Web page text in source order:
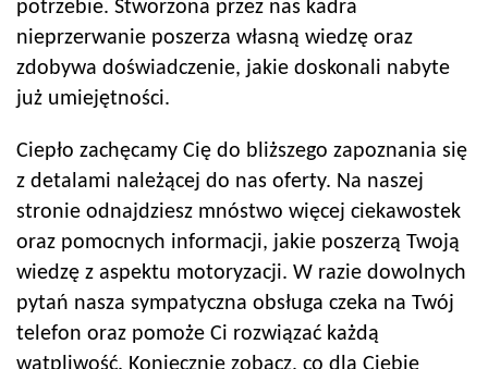
potrzebie. Stworzona przez nas kadra
nieprzerwanie poszerza własną wiedzę oraz
zdobywa doświadczenie, jakie doskonali nabyte
już umiejętności.
Ciepło zachęcamy Cię do bliższego zapoznania się
z detalami należącej do nas oferty. Na naszej
stronie odnajdziesz mnóstwo więcej ciekawostek
oraz pomocnych informacji, jakie poszerzą Twoją
wiedzę z aspektu motoryzacji. W razie dowolnych
pytań nasza sympatyczna obsługa czeka na Twój
telefon oraz pomoże Ci rozwiązać każdą